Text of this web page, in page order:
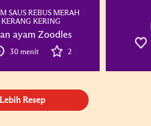
SAUS REBUS MERAH
KERING
ayam Zoodles
30 menit 2
Lebih Resep